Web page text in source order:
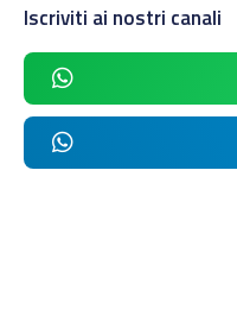
Iscriviti ai nostri canali